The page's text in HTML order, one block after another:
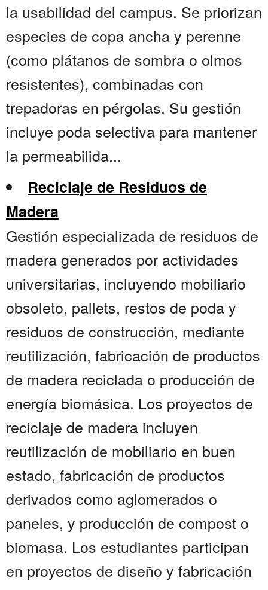
la usabilidad del campus. Se priorizan
especies de copa ancha y perenne
(como plátanos de sombra o olmos
resistentes), combinadas con
trepadoras en pérgolas. Su gestión
incluye poda selectiva para mantener
la permeabilida...
Reciclaje de Residuos de
Madera
Gestión especializada de residuos de
madera generados por actividades
universitarias, incluyendo mobiliario
obsoleto, pallets, restos de poda y
residuos de construcción, mediante
reutilización, fabricación de productos
de madera reciclada o producción de
energía biomásica. Los proyectos de
reciclaje de madera incluyen
reutilización de mobiliario en buen
estado, fabricación de productos
derivados como aglomerados o
paneles, y producción de compost o
biomasa. Los estudiantes participan
en proyectos de diseño y fabricación